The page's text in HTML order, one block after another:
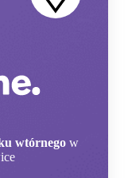
wtórnego w